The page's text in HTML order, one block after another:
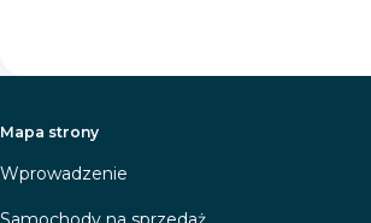
Mapa strony
Wprowadzenie